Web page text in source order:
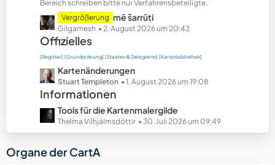
e
B
e
i
t
ä
g
e
Bereich schreiben bitte nur Verfahrensbeteiligte.
L
e
t
z
t
e
B
ä
Vergrößerung mē šarrūti
Gilgamesh 2. August 2026 um 20:42
Offizielles
[Register] [Grundordnung] [Staaten & Delegierte] [Kartenbibliothek]
L
e
z
e
e
Kartenänderungen
Stuart Templeton 1. August 2026 um 19:08
Informationen
L
e
t
t
Tools für die Kartenmalergilde
Thelma Vilhjálmsdóttir 30. Juli 2026 um 09:49
Organe der CartA